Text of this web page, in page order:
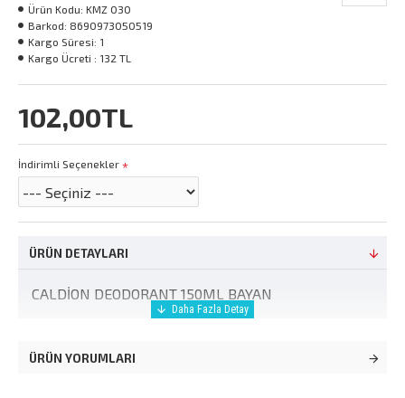
102,00TL
Ürün Kodu: KMZ 030
Barkod: 8690973050519
Kargo Süresi: 1
Kargo Ücreti : 132 TL
İndirimli Seçenekler
ÜRÜN DETAYLARI
CALDİON DEODORANT 150ML BAYAN
ÜRÜN YORUMLARI